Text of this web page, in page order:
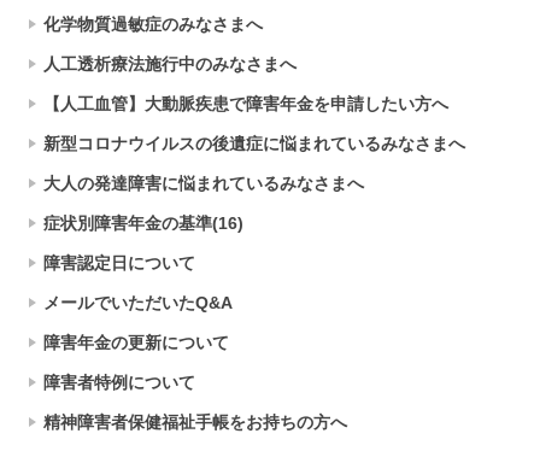
化学物質過敏症のみなさまへ
人工透析療法施行中のみなさまへ
【人工血管】大動脈疾患で障害年金を申請したい方へ
新型コロナウイルスの後遺症に悩まれているみなさまへ
大人の発達障害に悩まれているみなさまへ
症状別障害年金の基準(16)
障害認定日について
メールでいただいたQ&A
障害年金の更新について
障害者特例について
精神障害者保健福祉手帳をお持ちの方へ